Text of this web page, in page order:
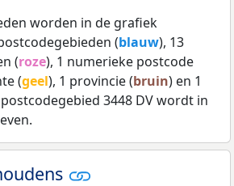
worden in de grafiek
(blauw), 13
(roze), 1 numerieke postcode
(geel), 1 provincie (bruin) en 1
3448 DV wordt in